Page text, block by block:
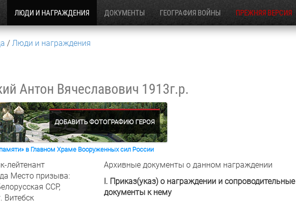
ЛЮДИ И НАГРАЖДЕНИЯ ДОКУМЕНТЫ ГЕОГРАФИЯ ВОЙНЫ ПРЕЖНЯЯ ВЕРСИЯ
Люди и награждения
Антон Вячеславович 1913г.р.
ДОБАВИТЬ ФОТОГРАФИЮ ГЕРОЯ
в Главном Храме Вооруженных сил России
лейтенант
Место призыва:
ССР,
Витебск
Архивные документы о данном награждении
I. Приказ(указ) о награждении и сопроводительные
документы к нему